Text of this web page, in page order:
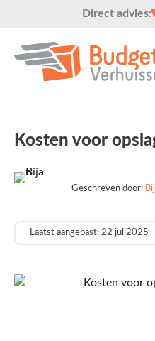
Direct advies:
Kosten voor
Geschreven door:
Laatst aangepast: 22 jul 2025